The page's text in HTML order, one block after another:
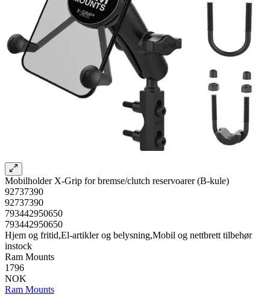
Mobilholder X-Grip for bremse/clutch reservoarer (B-kule)
92737390
92737390
793442950650
793442950650
Hjem og fritid,El-artikler og belysning,Mobil og nettbrett tilbehør
instock
Ram Mounts
1796
NOK
Ram Mounts